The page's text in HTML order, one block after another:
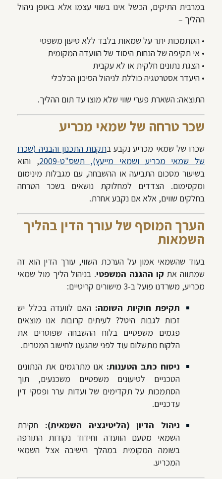
במרבית התיקים, הכשל אינו בשווי עצמו אלא באופן ניהול
ההליך –
• הסתמכות יתר על שמאות בלבד ללא טיעון משפטי
• אי תקיפה של הנחות היסוד של הוועדה המקומית
• הצגת נתונים חלקית או לא עקבית
• היעדר אסטרטגיה כוללת לניהול הסיכון הכלכלי
התוצאה: השארת פערי שווי שלא מוצו עד תום ההליך.
שכר טרחה של שמאי מכריע
שכרו של שמאי מכריע נקבע בתקנות התכנון והבניה (שכרו
של שמאי מכריע ושמאי מייעץ), תשס"ט-2009
, והוא
בשיעור מסכום התביעה או ההשבחה, עם מגבלות מינימום
ומקסימום. הצדדים למחלוקת נושאים בשכר הטרחה
בחלקים שווים, אלא אם נקבע אחרת.
הערך המוסף של עורך הדין בהליך
השמאות
בעוד שהשמאי אמון על הערכת השווי, עורך הדין הוא זה
שמתווה את קו ההגנה המשפטי. בניהול הליך מול שמאי
מכריע, משרדנו פועל ב-3 מישורים קריטיים:
תקיפת חוקיות השומה: האם לוועדה בכלל יש
זכות לגבות היטל? לעיתים קרובות אנו מוצאים
פגמים משפטיים בלוח ההשבחה שפוטרים את
הלקוח מתשלום עוד לפני שהגענו לחישוב המטרים.
ניסוח כתב הטענות: אנו מתרגמים את הנתונים
הטכניים לטיעונים משפטיים משכנעים, תוך
הסתמכות על תקדימים של ועדות ערר ופסקי דין
עדכניים.
ניהול הדיון (הליטיגציה השמאית): חקירת
השמאי מטעם הוועדה וחידוד נקודות התורפה
בשומה המקומית במהלך הישיבה אצל השמאי
המכריע.